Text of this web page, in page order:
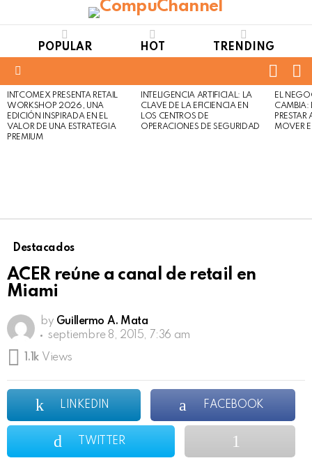
POPULAR HOT TRENDING
LATEST
STORIES
INTCOMEX PRESENTA RETAIL
WORKSHOP 2026, UNA
EDICIÓN INSPIRADA EN EL
VALOR DE UNA ESTRATEGIA
PREMIUM
INTELIGENCIA ARTIFICIAL: LA
CLAVE DE LA EFICIENCIA EN
LOS CENTROS DE
OPERACIONES DE SEGURIDAD
EL
CAMBIA:
MOVER
Destacados
ACER reúne a canal de retail en
Miami
by Guillermo A. Mata
septiembre 8, 2015, 7:36 am
1.1k Views
LINKEDIN FACEBOOK
TWITTER